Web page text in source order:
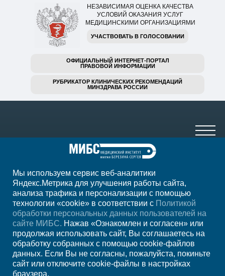
НЕЗАВИСИМАЯ ОЦЕНКА КАЧЕСТВА
УСЛОВИЙ ОКАЗАНИЯ УСЛУГ
МЕДИЦИНСКИМИ ОРГАНИЗАЦИЯМИ
УЧАСТВОВАТЬ В ГОЛОСОВАНИИ
ОФИЦИАЛЬНЫЙ ИНТЕРНЕТ-ПОРТАЛ
ПРАВОВОЙ ИНФОРМАЦИИ
РУБРИКАТОР КЛИНИЧЕСКИХ РЕКОМЕНДАЦИЙ
МИНЗДРАВА РОССИИ
+7(8552)231-200
ежедн. 7.00-23.00
РегионНабережные Челны
Записаться на прием
Мы используем сервис веб-аналитики
Яндекс.Метрика для улучшения работы сайта,
анализа трафика и персонализации с помощью
технологии «cookie» в соответствии с Политикой
обработки персональных данных пользователей на
сайте МИБС. Нажав «Ознакомлен и согласен» или
продолжая использовать сайт, Вы соглашаетесь на
обработку собранных с помощью cookie-файлов
данных. Если Вы не согласны, пожалуйста, покиньте
сайт или отключите cookie-файлы в настройках
браузера.